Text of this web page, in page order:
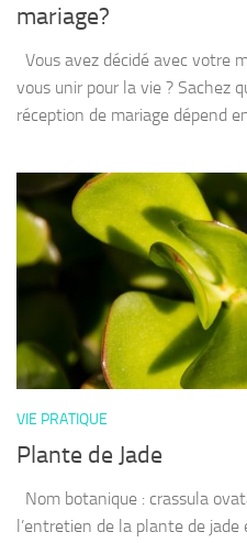
mariage?
Vous avez décidé avec votre
vous unir pour la vie ? Sachez
réception de mariage dépend
VIE PRATIQUE
Plante de Jade
Nom botanique : crassula
l’entretien de la plante de jade